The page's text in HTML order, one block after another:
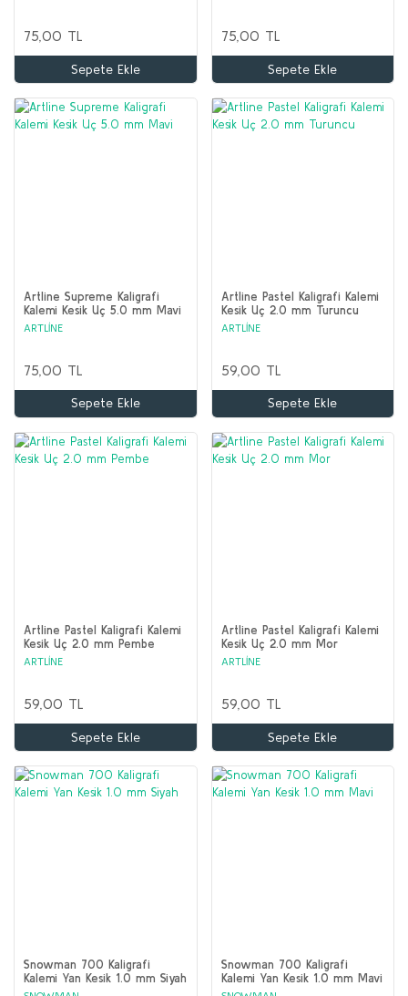
75,00 TL
Sepete Ekle
75,00 TL
Sepete Ekle
Artline Supreme Kaligrafi
Kalemi Kesik Uç 5.0 mm Mavi
ARTLİNE
75,00 TL
Sepete Ekle
Artline Pastel Kaligrafi Kalemi
Kesik Uç 2.0 mm Turuncu
ARTLİNE
59,00 TL
Sepete Ekle
Artline Pastel Kaligrafi Kalemi
Kesik Uç 2.0 mm Pembe
ARTLİNE
59,00 TL
Sepete Ekle
Artline Pastel Kaligrafi Kalemi
Kesik Uç 2.0 mm Mor
ARTLİNE
59,00 TL
Sepete Ekle
Snowman 700 Kaligrafi
Kalemi Yan Kesik 1.0 mm Siyah
Snowman 700 Kaligrafi
Kalemi Yan Kesik 1.0 mm Mavi